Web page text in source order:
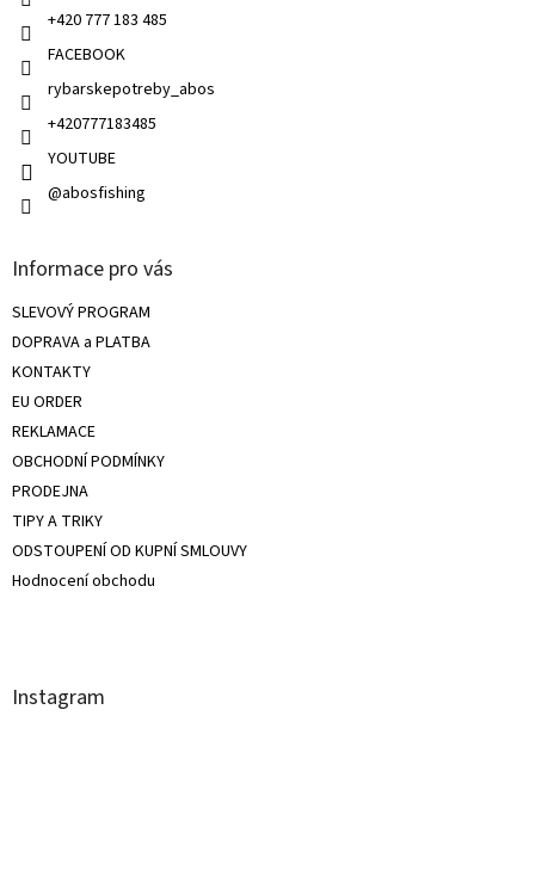
+420 777 183 485
FACEBOOK
rybarskepotreby_abos
+420777183485
YOUTUBE
@abosfishing
Informace pro vás
SLEVOVÝ PROGRAM
DOPRAVA a PLATBA
KONTAKTY
EU ORDER
REKLAMACE
OBCHODNÍ PODMÍNKY
PRODEJNA
TIPY A TRIKY
ODSTOUPENÍ OD KUPNÍ SMLOUVY
Hodnocení obchodu
Instagram